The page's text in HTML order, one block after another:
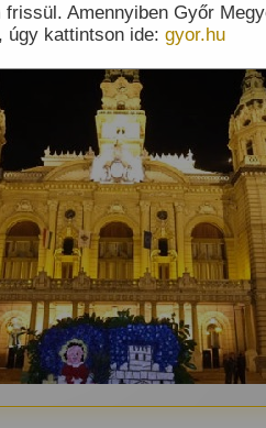
Amennyiben Győr
úgy kattintson ide:gyor.hu